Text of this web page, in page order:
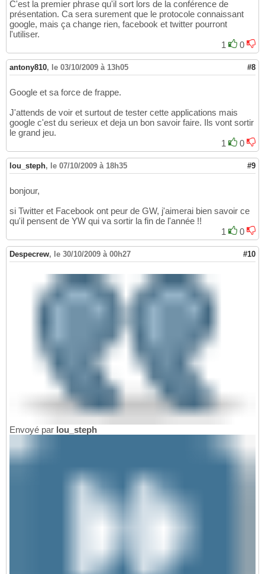
C'est la premier phrase qu'il sort lors de la conférence de
présentation. Ca sera surement que le protocole connaissant
google, mais ça change rien, facebook et twitter pourront
l'utiliser.
1
0
antony810, le 03/10/2009 à 13h05 #8
Google et sa force de frappe.
J'attends de voir et surtout de tester cette applications mais
google c'est du serieux et deja un bon savoir faire. Ils vont sortir
le grand jeu.
1
0
lou_steph, le 07/10/2009 à 18h35 #9
bonjour,
si Twitter et Facebook ont peur de GW, j'aimerai bien savoir ce
qu'il pensent de YW qui va sortir la fin de l'année !!
1
0
Despecrew, le 30/10/2009 à 00h27 #10
Envoyé par lou_steph